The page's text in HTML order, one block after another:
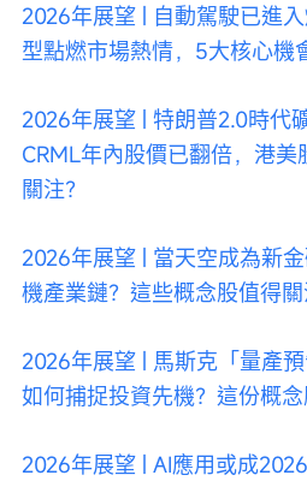
2026年展望 | 自動駕駛已進
型點燃市場熱情，5大核心機
2026年展望 | 特朗普2.0時代
CRML年內股價已翻倍，港
關注？
2026年展望 | 當天空成為新
機產業鏈？這些概念股值得關
2026年展望 | 馬斯克「量產預
如何捕捉投資先機？這份概念
2026年展望 | AI應用或成